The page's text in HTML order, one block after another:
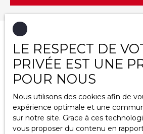
Vente
Fonds de commerce
Type de bien
Activités
Localisation
Pertinence
LE RESPECT DE
PRIVÉE EST UNE
POUR NOUS
Nous utilisons des cookies afin de
expérience optimale et une
sur notre site. Grace à ces
vous proposer du contenu en